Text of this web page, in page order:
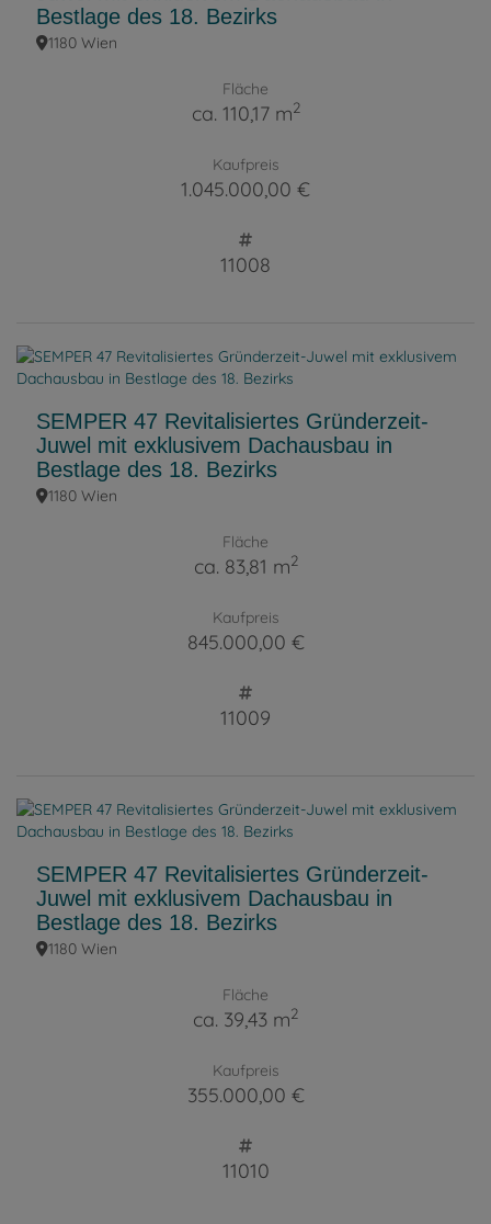
Bestlage des 18. Bezirks
1180 Wien
Fläche
ca. 110,17 m2
Kaufpreis
1.045.000,00 €
11008
SEMPER 47 Revitalisiertes Gründerzeit-
Juwel mit exklusivem Dachausbau in
Bestlage des 18. Bezirks
1180 Wien
Fläche
ca. 83,81 m2
Kaufpreis
845.000,00 €
11009
SEMPER 47 Revitalisiertes Gründerzeit-
Juwel mit exklusivem Dachausbau in
Bestlage des 18. Bezirks
1180 Wien
Fläche
ca. 39,43 m2
Kaufpreis
355.000,00 €
11010